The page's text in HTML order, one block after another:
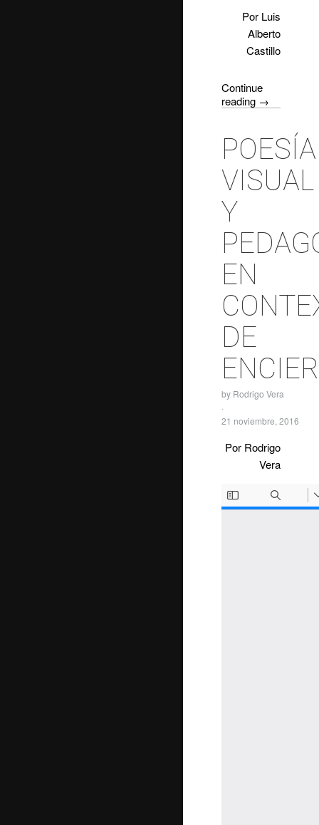
Por Luis
Alberto
Castillo
Continue
reading →
POESÍA
VISUAL
Y
EN
DE
by Rodrigo Vera
·
21 noviembre, 2016
Por Rodrigo
Vera